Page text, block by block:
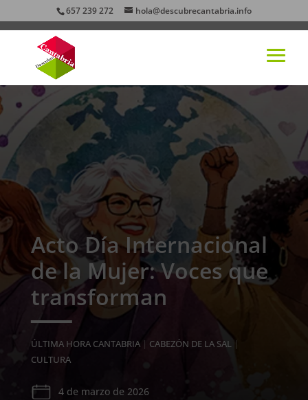
657 239 272 hola@descubrecantabria.info
Acto Día Internacional
de la Mujer: Voces que
transforman
ÚLTIMA HORA CANTABRIA| CABEZÓN DE LA SAL|
CULTURA
4 de marzo de 2026